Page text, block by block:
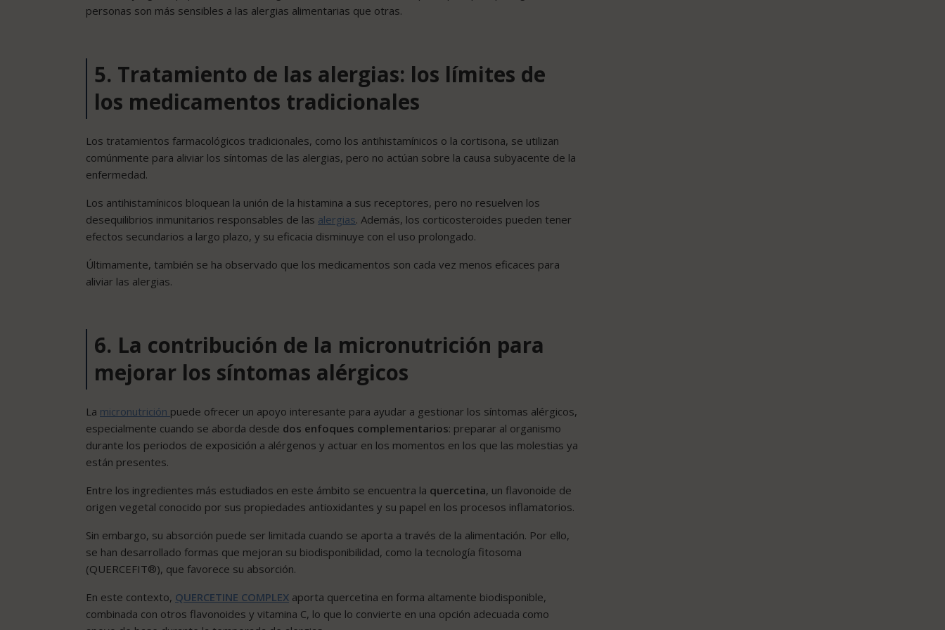
personas son más sensibles a las alergias alimentarias que otras.
5. Tratamiento de las alergias: los límites de
los medicamentos tradicionales
Los tratamientos farmacológicos tradicionales, como los antihistamínicos o la cortisona, se utilizan
comúnmente para aliviar los síntomas de las alergias, pero no actúan sobre la causa subyacente de la
enfermedad.
Los antihistamínicos bloquean la unión de la histamina a sus receptores, pero no resuelven los
desequilibrios inmunitarios responsables de las alergias. Además, los corticosteroides pueden tener
efectos secundarios a largo plazo, y su eficacia disminuye con el uso prolongado.
Últimamente, también se ha observado que los medicamentos son cada vez menos eficaces para
aliviar las alergias.
6. La contribución de la micronutrición para
mejorar los síntomas alérgicos
La micronutrición puede ofrecer un apoyo interesante para ayudar a gestionar los síntomas alérgicos,
especialmente cuando se aborda desde dos enfoques complementarios: preparar al organismo
durante los periodos de exposición a alérgenos y actuar en los momentos en los que las molestias ya
están presentes.
Entre los ingredientes más estudiados en este ámbito se encuentra la quercetina, un flavonoide de
origen vegetal conocido por sus propiedades antioxidantes y su papel en los procesos inflamatorios.
Sin embargo, su absorción puede ser limitada cuando se aporta a través de la alimentación. Por ello,
se han desarrollado formas que mejoran su biodisponibilidad, como la tecnología fitosoma
(QUERCEFIT®), que favorece su absorción.
En este contexto, QUERCETINE COMPLEX aporta quercetina en forma altamente biodisponible,
combinada con otros flavonoides y vitamina C, lo que lo convierte en una opción adecuada como